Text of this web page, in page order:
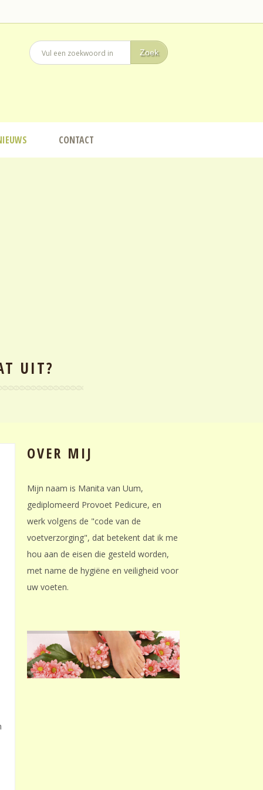
CONTACT
UIT?
OVER MIJ
Mijn naam is Manita van Uum,
gediplomeerd Provoet Pedicure, en
werk volgens de "code van de
voetverzorging", dat betekent dat ik me
hou aan de eisen die gesteld worden,
met name de hygiëne en veiligheid voor
uw voeten.